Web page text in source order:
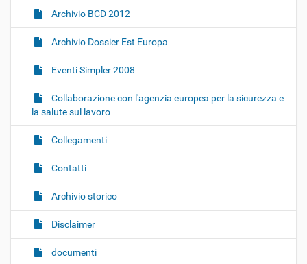
Archivio BCD 2012
Archivio Dossier Est Europa
Eventi Simpler 2008
Collaborazione con l'agenzia europea per la sicurezza e
la salute sul lavoro
Collegamenti
Contatti
Archivio storico
Disclaimer
documenti